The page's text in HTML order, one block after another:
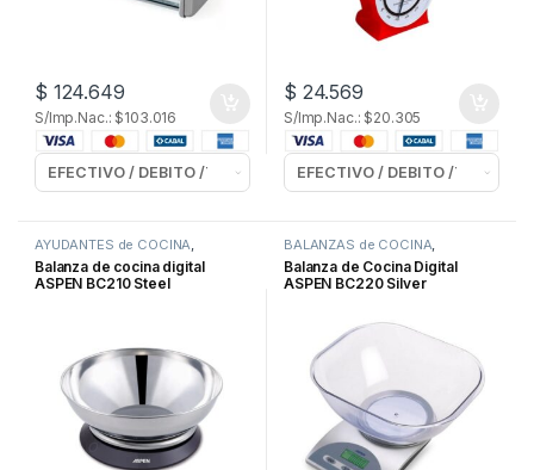
$ 124.649
S/Imp.Nac.: $103.016
$ 24.569
S/Imp.Nac.: $20.305
AYUDANTES de COCINA,
BALANZAS de COCINA
Balanza de cocina digital
ASPEN BC210 Steel
BALANZAS de COCINA,
ELECTRODOMESTICOS
Balanza de Cocina Digital
ASPEN BC220 Silver